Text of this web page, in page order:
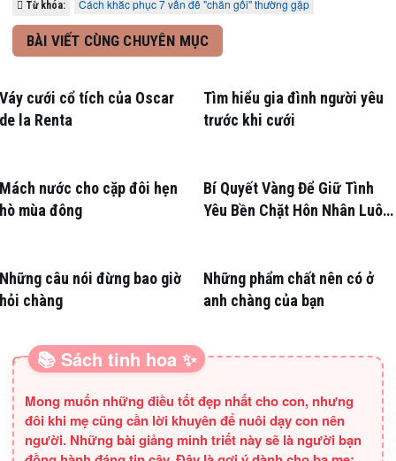
Từ khóa: Cách khắc phục 7 vấn đề "chăn gối" thường gặp
BÀI VIẾT CÙNG CHUYÊN MỤC
Váy cưới cổ tích của Oscar
de la Renta
Tìm hiểu gia đình người yêu
trước khi cưới
Mách nước cho cặp đôi hẹn
hò mùa đông
Bí Quyết Vàng Để Giữ Tình
Yêu Bền Chặt Hôn Nhân Luôn
Những câu nói đừng bao giờ
hỏi chàng
Những phẩm chất nên có ở
anh chàng của bạn
SÁCH HAY CHO BA MẸ
📚 Sách tinh hoa ✨
Mong muốn những điều tốt đẹp nhất cho con, nhưng
đôi khi mẹ cũng cần lời khuyên để nuôi dạy con nên
người. Những bài giảng minh triết này sẽ là người bạn